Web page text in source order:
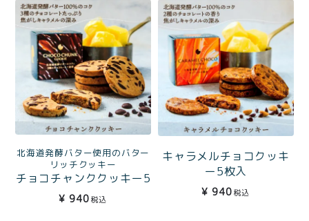
北海道発酵バター使用のバター
リッチクッキー
チョコチャンククッキー5
枚入
¥ 940税込
キャラメルチョコクッキ
ー5枚入
¥ 940税込